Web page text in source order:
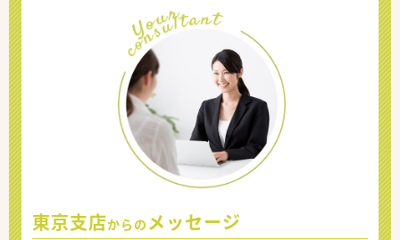
東京支店からの メッセージ